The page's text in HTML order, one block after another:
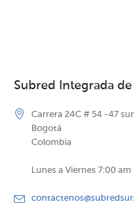
Subred Integrada
Carrera 24C # 54 -47
Bogotá
Colombia
Lunes a Viernes 7:00